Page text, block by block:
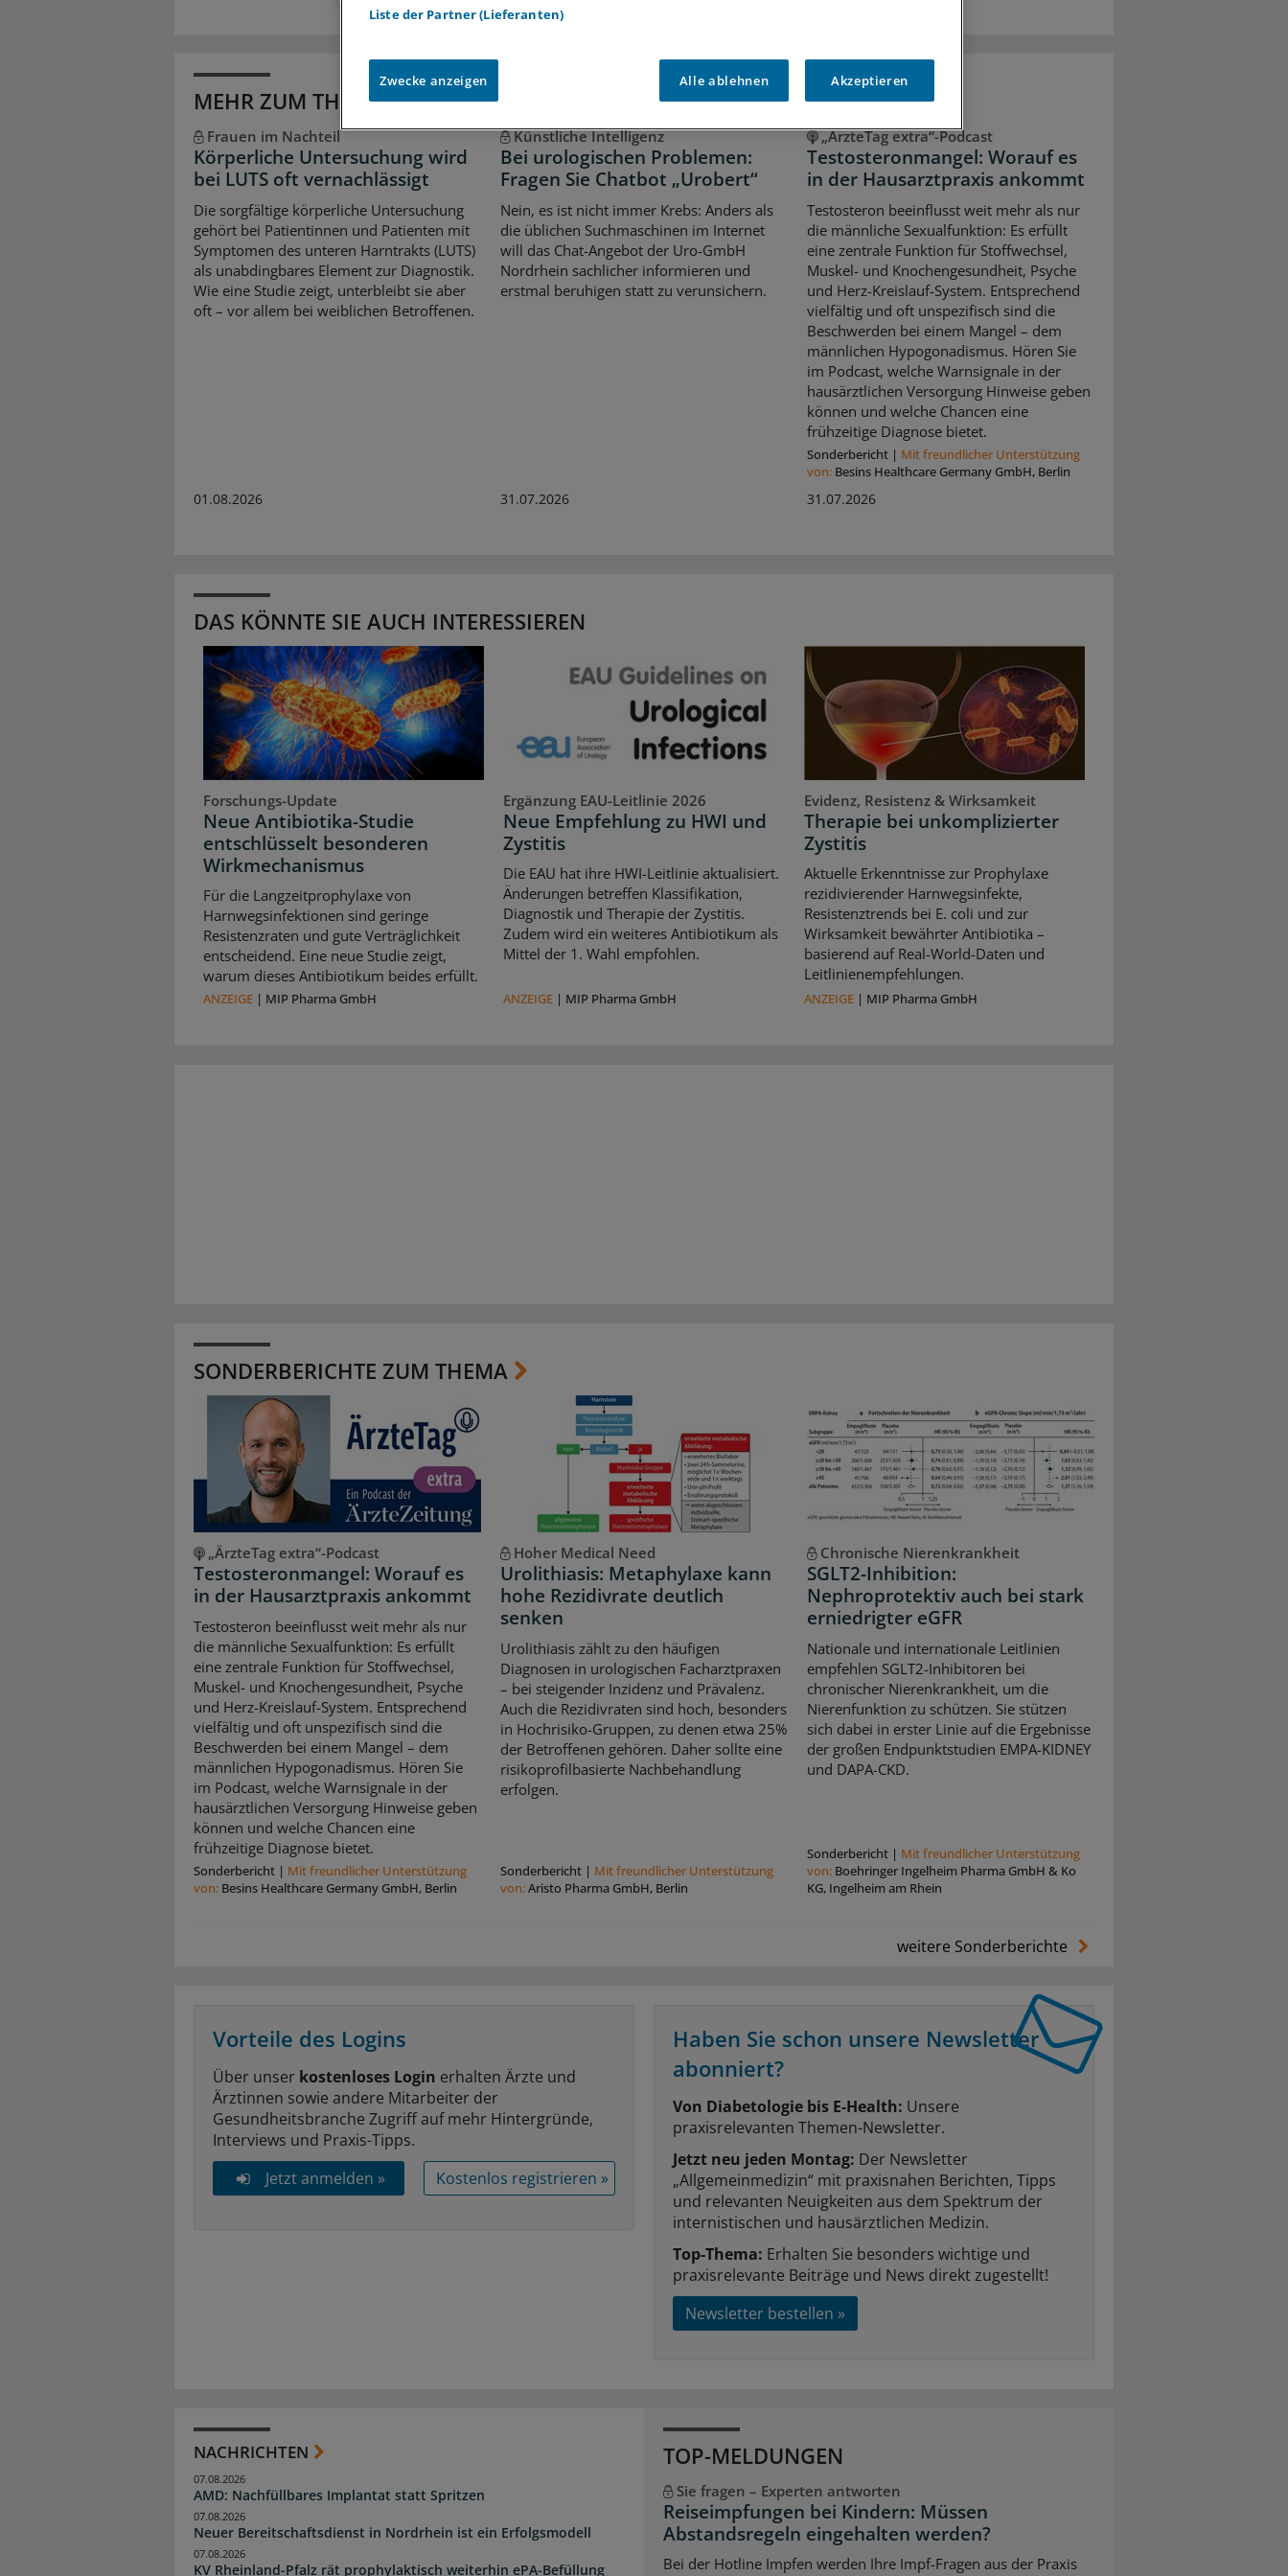
MEHR ZUM THEMA
Frauen im Nachteil
Körperliche Untersuchung wird
bei LUTS oft vernachlässigt
Die sorgfältige körperliche Untersuchung
gehört bei Patientinnen und Patienten mit
Symptomen des unteren Harntrakts (LUTS)
als unabdingbares Element zur Diagnostik.
Wie eine Studie zeigt, unterbleibt sie aber
oft – vor allem bei weiblichen Betroffenen.
01.08.2026
Künstliche Intelligenz
Bei urologischen Problemen:
Fragen Sie Chatbot „Urobert“
Nein, es ist nicht immer Krebs: Anders als
die üblichen Suchmaschinen im Internet
will das Chat-Angebot der Uro-GmbH
Nordrhein sachlicher informieren und
erstmal beruhigen statt zu verunsichern.
31.07.2026
„ÄrzteTag extra“-Podcast
Testosteronmangel: Worauf es
in der Hausarztpraxis ankommt
Testosteron beeinflusst weit mehr als nur
die männliche Sexualfunktion: Es erfüllt
eine zentrale Funktion für Stoffwechsel,
Muskel- und Knochengesundheit, Psyche
und Herz-Kreislauf-System. Entsprechend
vielfältig und oft unspezifisch sind die
Beschwerden bei einem Mangel – dem
männlichen Hypogonadismus. Hören Sie
im Podcast, welche Warnsignale in der
hausärztlichen Versorgung Hinweise geben
können und welche Chancen eine
frühzeitige Diagnose bietet.
Sonderbericht| Mit freundlicher Unterstützung
von: Besins Healthcare Germany GmbH, Berlin
31.07.2026
DAS KÖNNTE SIE AUCH INTERESSIEREN
Forschungs-Update
Neue Antibiotika-Studie
entschlüsselt besonderen
Wirkmechanismus
Für die Langzeitprophylaxe von
Harnwegsinfektionen sind geringe
Resistenzraten und gute Verträglichkeit
entscheidend. Eine neue Studie zeigt,
warum dieses Antibiotikum beides erfüllt.
ANZEIGE | MIP Pharma GmbH
Ergänzung EAU-Leitlinie 2026
Neue Empfehlung zu HWI und
Zystitis
Die EAU hat ihre HWI-Leitlinie aktualisiert.
Änderungen betreffen Klassifikation,
Diagnostik und Therapie der Zystitis.
Zudem wird ein weiteres Antibiotikum als
Mittel der 1. Wahl empfohlen.
ANZEIGE | MIP Pharma GmbH
Evidenz, Resistenz & Wirksamkeit
Therapie bei unkomplizierter
Zystitis
Aktuelle Erkenntnisse zur Prophylaxe
rezidivierender Harnwegsinfekte,
Resistenztrends bei E. coli und zur
Wirksamkeit bewährter Antibiotika –
basierend auf Real-World-Daten und
Leitlinienempfehlungen.
ANZEIGE| MIP Pharma GmbH
SONDERBERICHTE ZUM THEMA
„ÄrzteTag extra“-Podcast
Testosteronmangel: Worauf es
in der Hausarztpraxis ankommt
Testosteron beeinflusst weit mehr als nur
die männliche Sexualfunktion: Es erfüllt
eine zentrale Funktion für Stoffwechsel,
Muskel- und Knochengesundheit, Psyche
und Herz-Kreislauf-System. Entsprechend
vielfältig und oft unspezifisch sind die
Beschwerden bei einem Mangel – dem
männlichen Hypogonadismus. Hören Sie
im Podcast, welche Warnsignale in der
hausärztlichen Versorgung Hinweise geben
können und welche Chancen eine
frühzeitige Diagnose bietet.
Sonderbericht | Mit freundlicher Unterstützung
von: Besins Healthcare Germany GmbH, Berlin
Hoher Medical Need
Urolithiasis: Metaphylaxe kann
hohe Rezidivrate deutlich
senken
Urolithiasis zählt zu den häufigen
Diagnosen in urologischen Facharztpraxen
– bei steigender Inzidenz und Prävalenz.
Auch die Rezidivraten sind hoch, besonders
in Hochrisiko-Gruppen, zu denen etwa 25%
der Betroffenen gehören. Daher sollte eine
risikoprofilbasierte Nachbehandlung
erfolgen.
Sonderbericht| Mit freundlicher Unterstützung
von:Aristo Pharma GmbH, Berlin
Chronische Nierenkrankheit
SGLT2-Inhibition:
Nephroprotektiv auch bei stark
erniedrigter eGFR
Nationale und internationale Leitlinien
empfehlen SGLT2-Inhibitoren bei
chronischer Nierenkrankheit, um die
Nierenfunktion zu schützen. Sie stützen
sich dabei in erster Linie auf die Ergebnisse
der großen Endpunktstudien EMPA-KIDNEY
und DAPA-CKD.
Sonderbericht| Mit freundlicher Unterstützung
von: Boehringer Ingelheim Pharma GmbH & Ko
KG, Ingelheim am Rhein
weitere Sonderberichte
Vorteile des Logins
Über unser kostenloses Login erhalten Ärzte und
Ärztinnen sowie andere Mitarbeiter der
Gesundheitsbranche Zugriff auf mehr Hintergründe,
Interviews und Praxis-Tipps.
Jetzt anmelden »
Kostenlos registrieren »
Haben Sie schon unsere Newsletter
abonniert?
Von Diabetologie bis E-Health: Unsere
praxisrelevanten Themen-Newsletter.
Jetzt neu jeden Montag: Der Newsletter
„Allgemeinmedizin“ mit praxisnahen Berichten, Tipps
und relevanten Neuigkeiten aus dem Spektrum der
internistischen und hausärztlichen Medizin.
Top-Thema: Erhalten Sie besonders wichtige und
praxisrelevante Beiträge und News direkt zugestellt!
Newsletter bestellen »
NACHRICHTEN
AMD: Nachfüllbares Implantat statt Spritzen
07.08.2026
Neuer Bereitschaftsdienst in Nordrhein ist ein Erfolgsmodell
07.08.2026
KV Rheinland-Pfalz rät prophylaktisch weiterhin ePA-Befüllung
07.08.2026
TOP-MELDUNGEN
Sie fragen – Experten antworten
Reiseimpfungen bei Kindern: Müssen
Abstandsregeln eingehalten werden?
Bei der Hotline Impfen werden Ihre Impf-Fragen aus der Praxis
Liste der Partner (Lieferanten)
Zwecke anzeigen Alle ablehnen Akzeptieren